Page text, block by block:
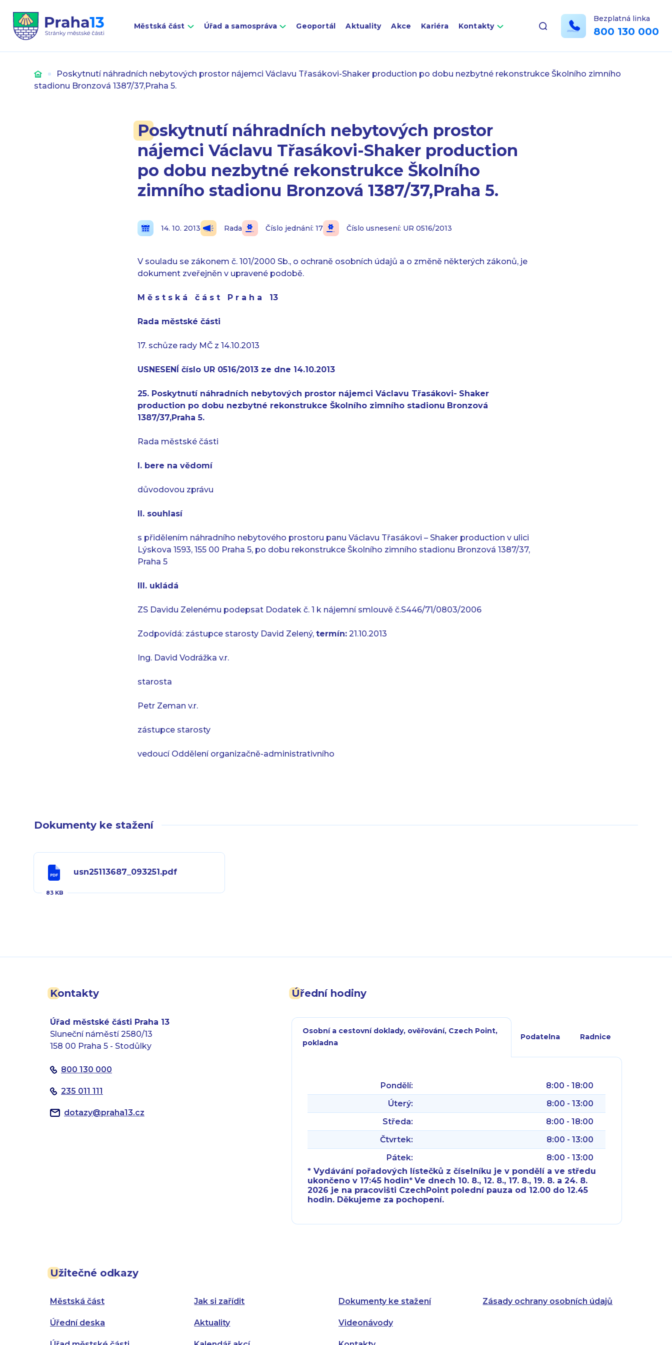
Městská část Úřad a samospráva Geoportál Aktuality Akce Kariéra Kontakty
Bezplatná linka
800 130 000
Úvod
Poskytnutí náhradních nebytových prostor nájemci Václavu Třasákovi-Shaker production po dobu nezbytné rekonstrukce Školního zimního
stadionu Bronzová 1387/37,Praha 5.
Poskytnutí náhradních nebytových prostor
nájemci Václavu Třasákovi-Shaker production
po dobu nezbytné rekonstrukce Školního
zimního stadionu Bronzová 1387/37,Praha 5.
14. 10. 2013 Rada Číslo jednání: 17 Číslo usnesení: UR 0516/2013
V souladu se zákonem č. 101/2000 Sb., o ochraně osobních údajů a o změně některých zákonů, je
dokument zveřejněn v upravené podobě.
M ě s t s k á č á s t P r a h a 13
Rada městské části
17. schůze rady MČ z 14.10.2013
USNESENÍ číslo UR 0516/2013 ze dne 14.10.2013
25. Poskytnutí náhradních nebytových prostor nájemci Václavu Třasákovi- Shaker
production po dobu nezbytné rekonstrukce Školního zimního stadionu Bronzová
1387/37,Praha 5.
Rada městské části
I. bere na vědomí
důvodovou zprávu
II. souhlasí
s přidělením náhradního nebytového prostoru panu Václavu Třasákovi – Shaker production v ulici
Lýskova 1593, 155 00 Praha 5, po dobu rekonstrukce Školního zimního stadionu Bronzová 1387/37,
Praha 5
III. ukládá
ZS Davidu Zelenému podepsat Dodatek č. 1 k nájemní smlouvě č.S446/71/0803/2006
Zodpovídá: zástupce starosty David Zelený, termín:21.10.2013
Ing. David Vodrážka v.r.
starosta
Petr Zeman v.r.
zástupce starosty
vedoucí Oddělení organizačně-administrativního
Dokumenty ke stažení
usn25113687_093251.pdf
83 KB
Kontakty
Úřad městské části Praha 13
Sluneční náměstí 2580/13
158 00 Praha 5 - Stodůlky
800 130 000
235 011 111
dotazy@praha13.cz
Užitečné odkazy
Městská část
Úřední deska
Jak si zařídit
Aktuality
Dokumenty ke stažení
Videonávody
Zásady ochrany osobních údajů
Úřední hodiny
Osobní a cestovní doklady, ověřování, Czech Point,
pokladna
Podatelna Radnice
Pondělí:
8:00 - 18:00
Úterý:
8:00 - 13:00
Středa:
8:00 - 18:00
Čtvrtek:
8:00 - 13:00
Pátek:
8:00 - 13:00
* Vydávání pořadových lístečků z číselníku je v pondělí a ve středu
ukončeno v 17:45 hodin*Ve dnech 10. 8., 12. 8., 17. 8., 19. 8. a 24. 8.
2026 je na pracovišti CzechPoint polední pauza od 12.00 do 12.45
hodin. Děkujeme za pochopení.
Pátek:
8:00 - 14:30